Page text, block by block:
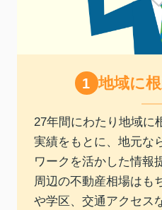
地域に
27年間にわたり地域に
実績をもとに、地元な
ワークを活かした情報
周辺の不動産相場はも
や学区、交通アクセス